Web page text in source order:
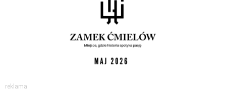
reklama